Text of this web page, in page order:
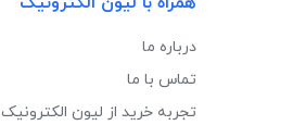
درباره ما
تماس با ما
تجربه خرید از لیون الکترونیک